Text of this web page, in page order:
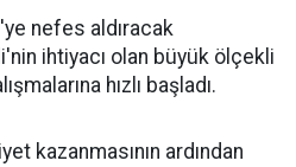
nefes aldıracak
ihtiyacı olan büyük ölçekli
hızlı başladı.
kazanmasının ardından